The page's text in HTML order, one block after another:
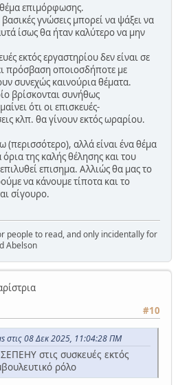
θέμα επιμόρφωσης.
βασικές γνώσεις μπορεί να ψάξει να
ίσως θα ήταν καλύτερο να μην
εκτός εργαστηρίου δεν είναι σε
πρόσβαση οποιοσδήποτε με
συνεχώς καινούρια θέματα.
βρίσκονται συνήθως
ότι οι επισκευές-
κλπ. θα γίνουν εκτός ωραρίου.
αλλά είναι ένα θέμα
της καλής θέλησης και του
επισημα. Αλλιώς θα μας το
να κάνουμε τίποτα και το
σίγουρο.
people to read, and only incidentally for
Abelson
#10
στις 08 Δεκ 2025, 11:04:28 ΠΜ
στις συσκευές εκτός
ρόλο